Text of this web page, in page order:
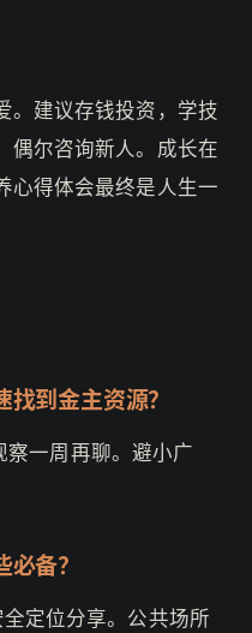
。建议存钱投资，学技
偶尔咨询新人。成长在
心得体会最终是人生一
到金主资源？
一周再聊。避小广
备？
定位分享。公共场所